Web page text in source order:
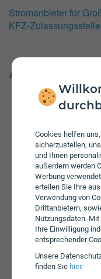
Cookies helfen
sicherzustellen,
und Ihnen
außerdem werden
Werbung
erteilen Sie Ihre
Verwendung von
Drittanbietern,
Nutzungsdaten.
Ihre Einwilligung
entsprechender
Unsere
finden Sie hier.
Stromanbieter für
KFZ-
Andere Städte in
Wolfsberg
Amstetten
Bad Vöslau
Brunn am Gebirge
Hollabrunn
Klosterneuburg
Korneuburg
Krems an der
Mistelbach
Mödling
Neunkirchen
Perchtoldsdorf
Sankt Pölten
Schwechat